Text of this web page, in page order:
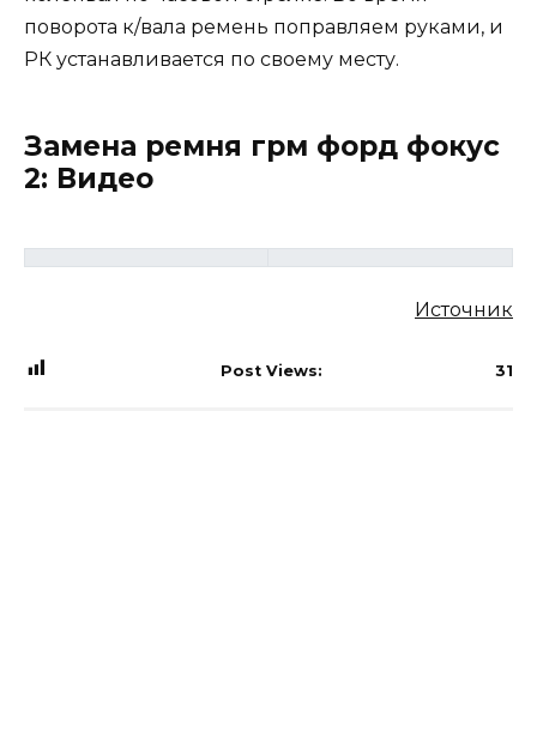
поворота к/вала ремень поправляем руками, и
РК устанавливается по своему месту.
Замена ремня грм форд фокус
2: Видео
Источник
Post Views: 31